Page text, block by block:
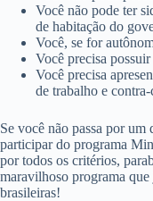
Você não pode ter
de habitação do
Você, se for
Você precisa
Você precisa
de trabalho e contra-
Se você não passa por
participar do programa
por todos os critérios,
maravilhoso programa
brasileiras!